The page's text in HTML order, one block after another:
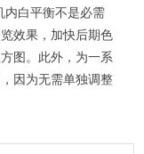
内白平衡不是必需
效果，加快后期色
图。此外，为一系
因为无需单独调整